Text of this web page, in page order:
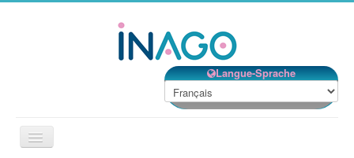
Langue-Sprache
Basculer
la